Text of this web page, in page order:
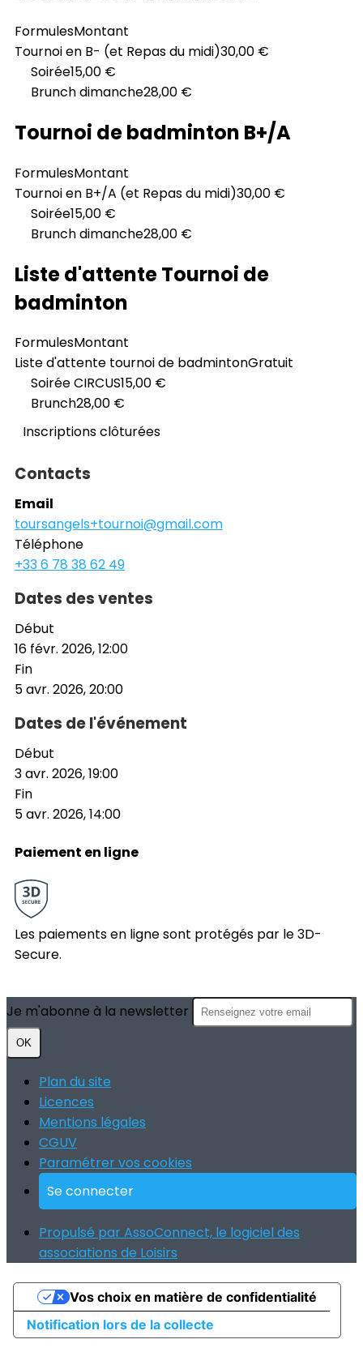
FormulesMontant
Tournoi en B- (et Repas du midi)30,00 €
Soirée15,00 €
Brunch dimanche28,00 €
Tournoi de badminton B+/A
FormulesMontant
Tournoi en B+/A (et Repas du midi)30,00 €
Soirée15,00 €
Brunch dimanche28,00 €
Liste d'attente Tournoi de
badminton
FormulesMontant
Liste d'attente tournoi de badmintonGratuit
Soirée CIRCUS15,00 €
Brunch28,00 €
Inscriptions clôturées
Contacts
Email
toursangels+tournoi@gmail.com
Téléphone
+33 6 78 38 62 49
Dates des ventes
Début
16 févr. 2026, 12:00
Fin
5 avr. 2026, 20:00
Dates de l'événement
Début
3 avr. 2026, 19:00
Fin
5 avr. 2026, 14:00
Paiement en ligne
Les paiements en ligne sont protégés par le 3D-
Secure.
Je m'abonne à la newsletter
OK
Plan du site
Licences
Mentions légales
CGUV
Paramétrer vos cookies
Se connecter
Propulsé par AssoConnect, le logiciel des
associations de Loisirs
Notification lors de la collecte
Vos choix en matière de confidentialité